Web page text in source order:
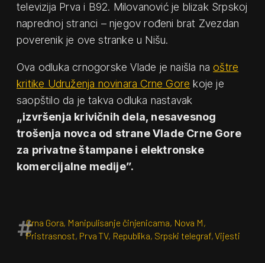
televizija Prva i B92. Milovanović je blizak Srpskoj
naprednoj stranci – njegov rođeni brat Zvezdan
poverenik je ove stranke u Nišu.
Ova odluka crnogorske Vlade je naišla naoštre
kritike Udruženja novinara Crne Gore koje je
saopštilo da je takva odluka nastavak
„izvršenja krivičnih dela, nesavesnog
trošenja novca od strane Vlade Crne Gore
za privatne štampane i elektronske
komercijalne medije”.
Crna Gora, Manipulisanje činjenicama, Nova M,
Pristrasnost, Prva TV, Republika, Srpski telegraf,Vijesti